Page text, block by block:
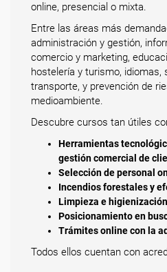
online, presencial o mixta.
Entre las áreas más
administración y gestión,
comercio y marketing,
hostelería y turismo, idiomas,
transporte, y prevención de
medioambiente.
Descubre cursos tan útiles
Herramientas
gestión comercial de
Selección de personal
Incendios forestales y
Limpieza e higienización
Posicionamiento en
Trámites online con la
Todos ellos cuentan con